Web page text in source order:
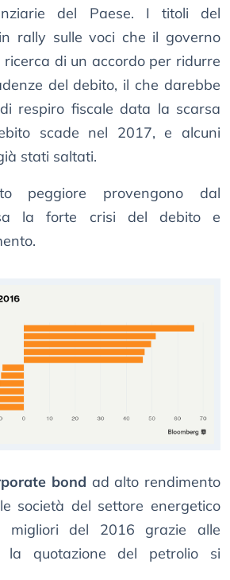
del Paese. I titoli del
rally sulle voci che il governo
ricerca di un accordo per ridurre
del debito, il che darebbe
respiro fiscale data la scarsa
scade nel 2017, e alcuni
stati saltati.
peggiore provengono dal
la forte crisi del debito e
bond ad alto rendimento
società del settore energetico
migliori del 2016 grazie alle
la quotazione del petrolio si